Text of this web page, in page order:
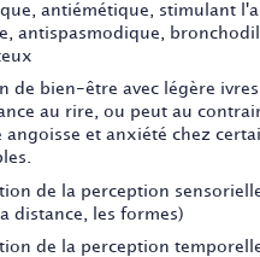
antiémétique, stimulant
antispasmodique,
de bien-être avec légère
au rire, ou peut au
angoisse et anxiété chez
de la perception
distance, les formes)
de la perception